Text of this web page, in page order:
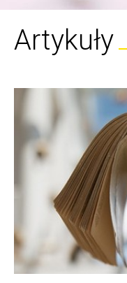
Artykuły